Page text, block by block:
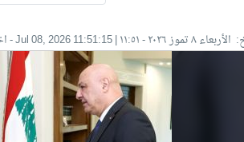
٨ تموز ٢٠٢٦ - ١١:٥١ |
Jul 08, 2026 11:51:15
-